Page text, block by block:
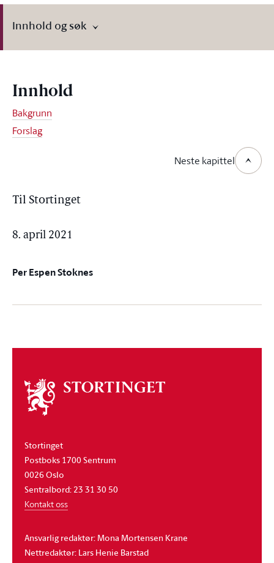
Innhold og søk
Innhold
Bakgrunn
Forslag
Neste kapittel
Til Stortinget
8. april 2021
Per Espen Stoknes
Om
stortinget
Stortinget
Postboks 1700 Sentrum
0026 Oslo
Sentralbord: 23 31 30 50
Kontakt oss
Ansvarlig redaktør: Mona Mortensen Krane
Nettredaktør: Lars Henie Barstad